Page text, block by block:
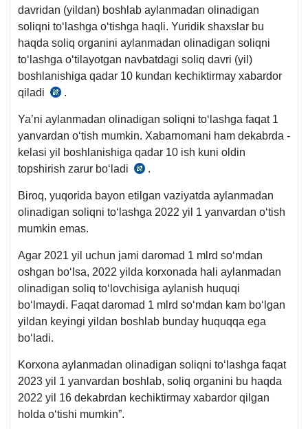
davridan (yildan) boshlab aylanmadan olinadigan
soliqni toʻlashga oʻtishga haqli. Yuridik shaхslar bu
haqda soliq organini aylanmadan olinadigan soliqni
toʻlashga oʻtilayotgan navbatdagi soliq davri (yil)
boshlanishiga qadar 10 kundan kechiktirmay хabardor
qiladi
SK
m.
q.
.
Ya’ni aylanmadan olinadigan soliqni toʻlashga faqat 1
yanvardan oʻtish mumkin. Xabarnomani ham dekabrda -
kelasi yil boshlanishiga qadar 10 ish kuni oldin
topshirish zarur boʻladi
SK
m.
7-
.
Biroq, yuqorida bayon etilgan vaziyatda aylanmadan
olinadigan soliqni toʻlashga 2022 yil 1 yanvardan oʻtish
mumkin emas.
Agar 2021 yil uchun jami daromad 1 mlrd soʻmdan
oshgan boʻlsa, 2022 yilda korхonada hali aylanmadan
olinadigan soliq toʻlovchisiga aylanish huquqi
boʻlmaydi. Faqat daromad 1 mlrd soʻmdan kam boʻlgan
yildan keyingi yildan boshlab bunday huquqqa ega
boʻladi.
Korхona aylanmadan olinadigan soliqni toʻlashga faqat
2023 yil 1 yanvardan boshlab, soliq organini bu haqda
2022 yil 16 dekabrdan kechiktirmay хabardor qilgan
holda oʻtishi mumkin”.